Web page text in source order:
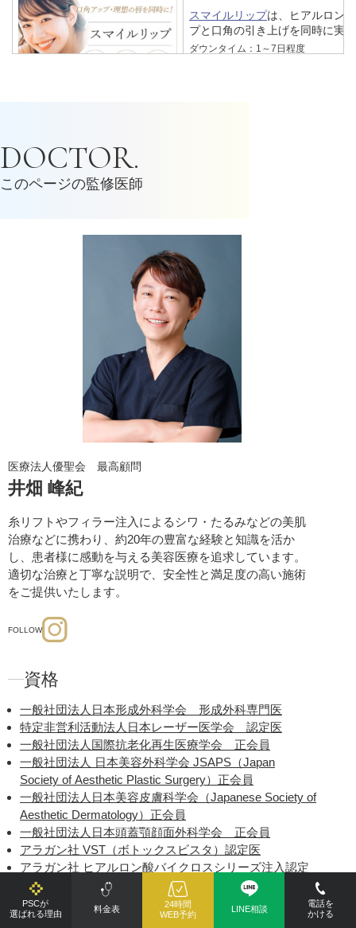
スマイルリップは、ヒアルロン
プと口角の引き上げを同時に実
ダウンタイム：1～7日程度
DOCTOR.
このページの監修医師
医療法人優聖会 最高顧問
井畑 峰紀
糸リフトやフィラー注入によるシワ・たるみなどの美肌
治療などに携わり、約20年の豊富な経験と知識を活か
し、患者様に感動を与える美容医療を追求しています。
適切な治療と丁寧な説明で、安全性と満足度の高い施術
をご提供いたします。
FOLLOW
資格
一般社団法人日本形成外科学会 形成外科専門医
特定非営利活動法人日本レーザー医学会 認定医
一般社団法人国際抗老化再生医療学会 正会員
一般社団法人 日本美容外科学会 JSAPS（Japan
Society of Aesthetic Plastic Surgery）正会員
一般社団法人日本美容皮膚科学会（Japanese Society of
Aesthetic Dermatology）正会員
一般社団法人日本頭蓋顎顔面外科学会 正会員
アラガン社 VST（ボトックスビスタ）認定医
アラガン社 ヒアルロン酸バイクロスシリーズ注入認定
医
Miramar Labs社（ミラドライ開発社）ミラドライ認定
医
PSCが
選ばれる理由
料金表
24時間
WEB予約
LINE相談
電話を
かける